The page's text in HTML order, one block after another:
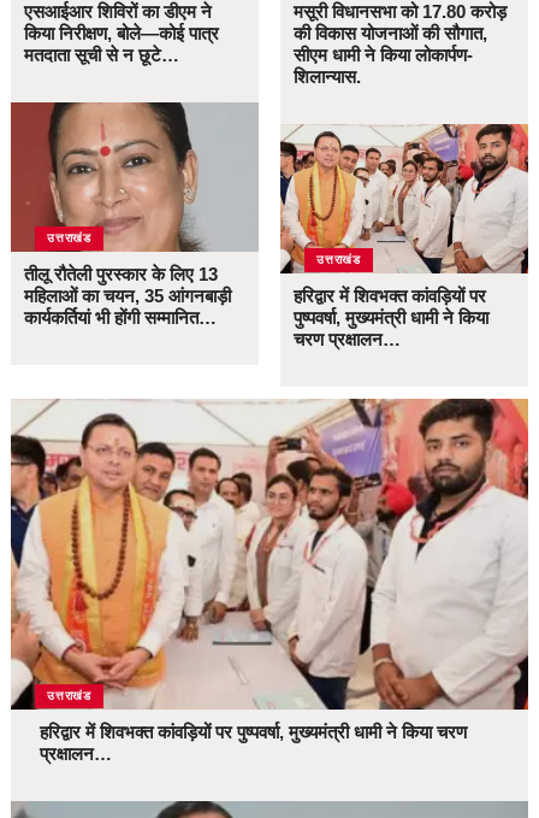
एसआईआर शिविरों का डीएम ने
किया निरीक्षण, बोले—कोई पात्र
मतदाता सूची से न छूटे…
उत्तराखंड
तीलू रौतेली पुरस्कार के लिए 13
महिलाओं का चयन, 35 आंगनबाड़ी
कार्यकर्तियां भी होंगी सम्मानित…
मसूरी विधानसभा को 17.80 करोड़
की विकास योजनाओं की सौगात,
सीएम धामी ने किया लोकार्पण-
शिलान्यास.
उत्तराखंड
हरिद्वार में शिवभक्त कांवड़ियों पर
पुष्पवर्षा, मुख्यमंत्री धामी ने किया
चरण प्रक्षालन…
उत्तराखंड
हरिद्वार में शिवभक्त कांवड़ियों पर पुष्पवर्षा, मुख्यमंत्री धामी ने किया चरण
प्रक्षालन…